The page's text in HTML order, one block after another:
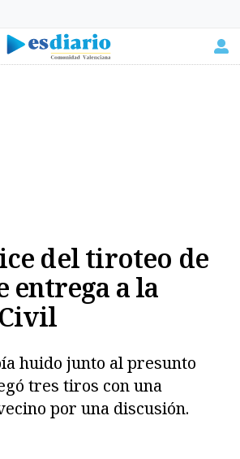
del tiroteo de
entrega a la
huido junto al presunto
tres tiros con una
por una discusión.